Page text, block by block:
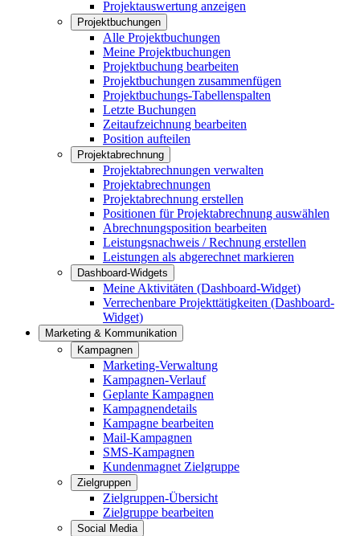
Projektauswertung anzeigen
Projektbuchungen
Alle Projektbuchungen
Meine Projektbuchungen
Projektbuchung bearbeiten
Projektbuchungen zusammenfügen
Projektbuchungs-Tabellenspalten
Letzte Buchungen
Zeitaufzeichnung bearbeiten
Position aufteilen
Projektabrechnung
Projektabrechnungen verwalten
Projektabrechnungen
Projektabrechnung erstellen
Positionen für Projektabrechnung auswählen
Abrechnungsposition bearbeiten
Leistungsnachweis / Rechnung erstellen
Leistungen als abgerechnet markieren
Dashboard-Widgets
Meine Aktivitäten (Dashboard-Widget)
Verrechenbare Projekttätigkeiten (Dashboard-
Widget)
Marketing & Kommunikation
Kampagnen
Marketing-Verwaltung
Kampagnen-Verlauf
Geplante Kampagnen
Kampagnendetails
Kampagne bearbeiten
Mail-Kampagnen
SMS-Kampagnen
Kundenmagnet Zielgruppe
Zielgruppen
Zielgruppen-Übersicht
Zielgruppe bearbeiten
Social Media